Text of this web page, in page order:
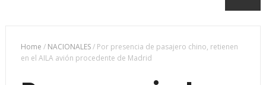
Home / NACIONALES/ Por presencia de pasajero chino, retienen
en el AILA avión procedente de Madrid